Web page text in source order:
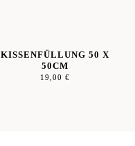
KISSENFÜLLUNG 50 X
50CM
19,00 €